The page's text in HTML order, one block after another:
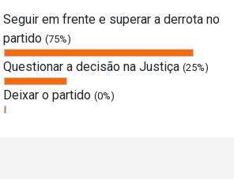
Seguir em frente e superar a derrota no
partido (75%)
Questionar a decisão na Justiça (25%)
Deixar o partido (0%)